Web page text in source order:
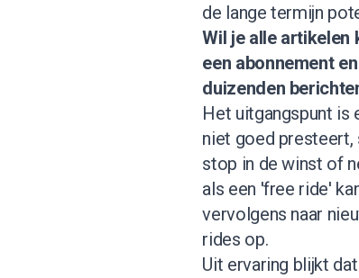
de lange termijn
Wil je alle artikelen
een abonnementen
duizenden
Het uitgangspunt is
niet goed presteert,
stop in de winst of
als een 'free ride'
vervolgens naar
rides op.
Uit ervaring blijkt